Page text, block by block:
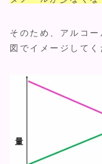
そのため、アルコ
図でイメージしてく